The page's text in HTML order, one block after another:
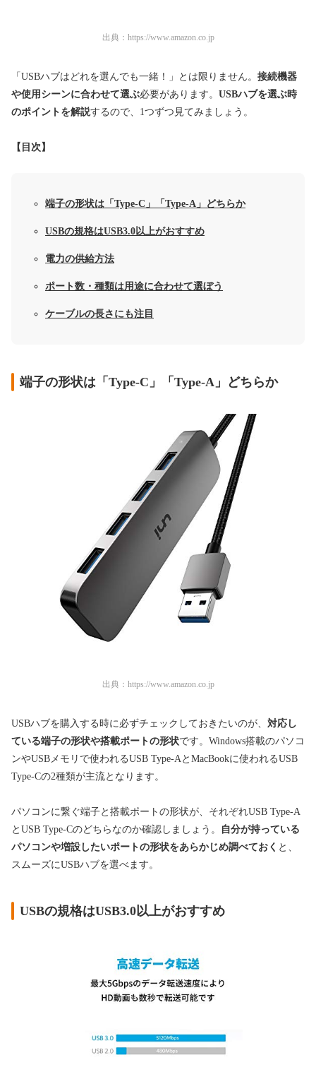
出典： https://www.amazon.co.jp
「USBハブはどれを選んでも一緒！」とは限りません。 接続機器
や使用シーンに合わせて選ぶ必要があります。 USBハブを選ぶ時
のポイントを解説するので、1つずつ見てみましょう。
【目次】
端子の形状は「Type-C」「Type-A」どちらか
USBの規格はUSB3.0以上がおすすめ
電力の供給方法
ポート数・種類は用途に合わせて選ぼう
ケーブルの長さにも注目
端子の形状は「Type-C」「Type-A」どちらか
出典： https://www.amazon.co.jp
USBハブを購入する時に必ずチェックしておきたいのが、 対応し
ている端子の形状や搭載ポートの形状です。Windows搭載のパソコ
ンやUSBメモリで使われるUSB Type-AとMacBookに使われるUSB
Type-Cの2種類が主流となります。
パソコンに繋ぐ端子と搭載ポートの形状が、それぞれUSB Type-A
と USB Type-Cのどちらなのか確認しましょう。
自分が持っている
パソコンや増設したいポートの形状をあらかじめ調べておく と、
スムーズにUSBハブを選べます。
USBの規格はUSB3.0以上がおすすめ